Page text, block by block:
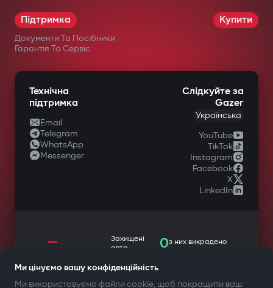
Підтримка
Документи Та Посібники
Гарантія Та Сервіс
Купити
Технічна
підтримка
Email
Telegram
WhatsApp
Messenger
Слідкуйте за
Gazer
Українська
YouTube
TikTok
Instagram
Facebook
X
LinkedIn
—
Захищені
авто
0з них викрадено
Ми цінуємо вашу конфіденційність
Ми використовуємо файли cookie, щоб покращити ваш